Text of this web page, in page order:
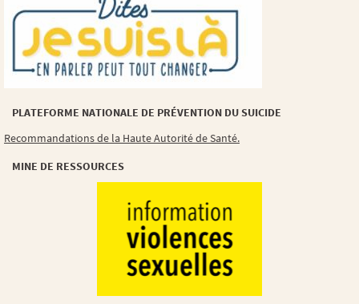
PLATEFORME NATIONALE DE PRÉVENTION DU SUICIDE
Recommandations de la Haute Autorité de Santé.
MINE DE RESSOURCES